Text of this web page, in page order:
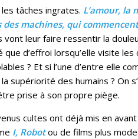
tâches ingrates. L’amour, la
machines, qui
leur faire ressentir la
d’effroi lorsqu’elle visite les
? Et si l’une d’entre elle
des humains ? On
prise à son propre piège.
cultes ont déjà mis en
I, Robotou de films plus